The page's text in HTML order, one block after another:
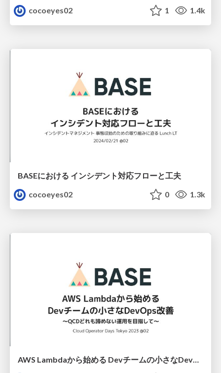
cocoeyes02 1 1.4k
BASEにおける インシデント対応フローと工夫
cocoeyes02
0 1.3k
AWS Lambdaから始める Devチームの小さなDevOps改善 〜QCDどれも諦めない運用を目指して〜 / Start to improving small DevOps with AWS Lambda by Dev Team